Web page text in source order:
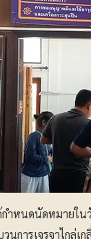
กำหนดนัดหมายใ
นการเจรจาไกล่